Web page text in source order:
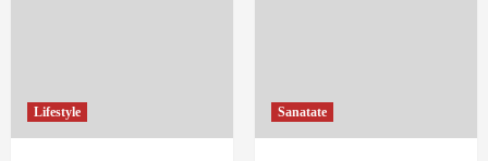
Lifestyle Sanatate